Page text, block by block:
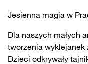
Jesienna magia w
Dla naszych małych
tworzenia wyklejanek
Dzieci odkrywały